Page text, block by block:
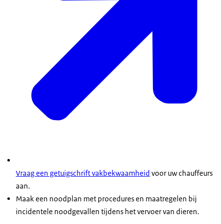
Vraag een getuigschrift vakbekwaamheid voor uw chauffeurs
aan.
Maak een noodplan met procedures en maatregelen bij
incidentele noodgevallen tijdens het vervoer van dieren.